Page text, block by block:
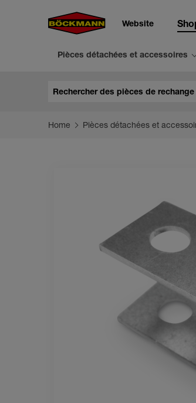
Website
Pièces détachées et accessoires
Home Pièces détachées et